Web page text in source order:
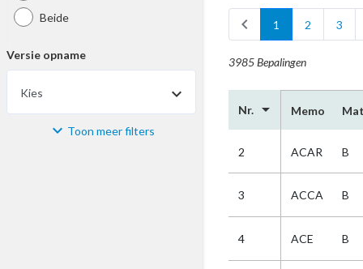
Beide
Versie opname
Kies
Materiaal Toon meer filters
chevron_left 1 2 3
3985 Bepalingen
Nr. arrow_drop_down Memo
2 ACAR B
3 ACCA B
4 ACE B